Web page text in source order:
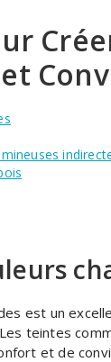
est un
teintes
et de